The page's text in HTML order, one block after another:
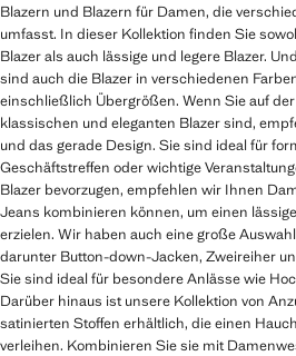
Blazern und Blazern für Damen, die
umfasst. In dieser Kollektion finden Sie
Blazer als auch lässige und legere Blazer.
sind auch die Blazer in verschiedenen
einschließlich Übergrößen. Wenn Sie auf
klassischen und eleganten Blazer sind,
und das gerade Design. Sie sind ideal für
Geschäftstreffen oder wichtige
Blazer bevorzugen, empfehlen wir Ihnen
Jeans kombinieren können, um einen
erzielen. Wir haben auch eine große
darunter Button-down-Jacken, Zweireiher
Sie sind ideal für besondere Anlässe wie
Darüber hinaus ist unsere Kollektion von
satinierten Stoffen erhältlich, die einen
verleihen. Kombinieren Sie sie mit